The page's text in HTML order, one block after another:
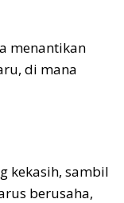
menantikan
di mana
kekasih, sambil
berusaha,